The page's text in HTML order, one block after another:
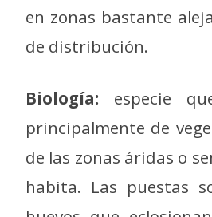
en zonas bastante
de distribución.
Biología: especie
principalmente de
de las zonas áridas o
habita. Las puestas